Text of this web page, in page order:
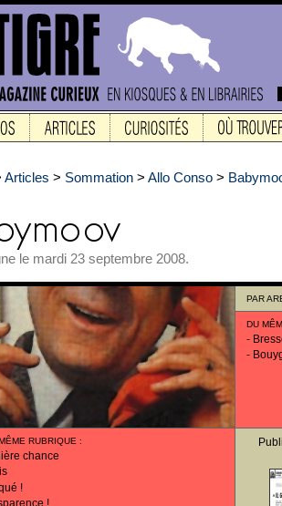
Articles > Sommation > Allo Conso >
le mardi 23 septembre 2008.
PAR
DU
-
-
RUBRIQUE :
chance
!